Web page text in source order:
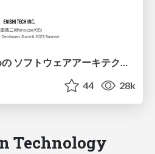
これから学ぶ人のための ソフトウェアアーキテクチャ入門: Software architecture is a tool to enhance our humanity
44 28k
Technology